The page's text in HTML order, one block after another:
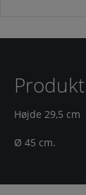
Højde 29,5 cm
Ø 45 cm.